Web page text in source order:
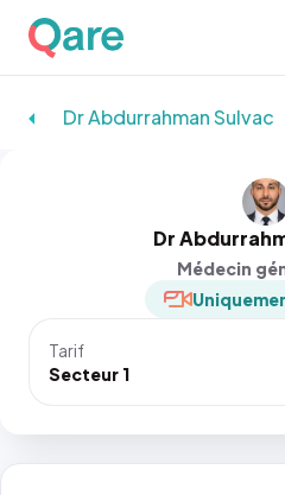
Dr Abdurrahman Sulvac
Dr
Médecin
Tarif
Secteur 1